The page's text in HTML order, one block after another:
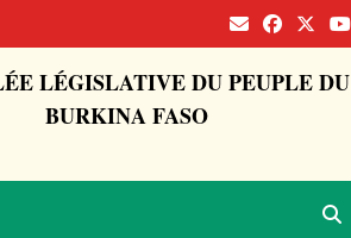
LÉGISLATIVE DU PEUPLE DU
BURKINA FASO